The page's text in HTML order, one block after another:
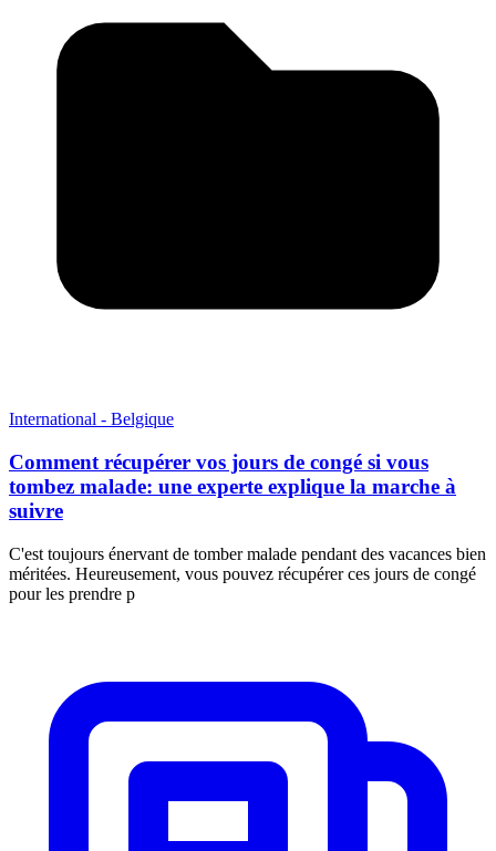
International - Belgique
Comment récupérer vos jours de congé si vous
tombez malade: une experte explique la marche à
suivre
C'est toujours énervant de tomber malade pendant des vacances bien
méritées. Heureusement, vous pouvez récupérer ces jours de congé
pour les prendre p